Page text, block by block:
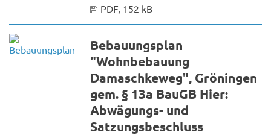
PDF, 152 kB
Bebauungsplan
"Wohnbebauung
Damaschkeweg", Gröningen
gem. § 13a BauGB Hier:
Abwägungs- und
Satzungsbeschluss